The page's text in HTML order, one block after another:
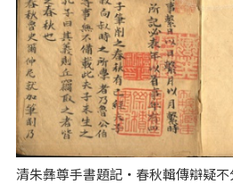
清朱彝尊手書題記‧春秋輯傳辯疑不